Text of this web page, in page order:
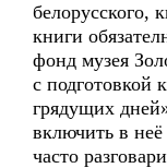
белорусского,
книги
фонд музея
с подготовкой
грядущих
включить в
часто